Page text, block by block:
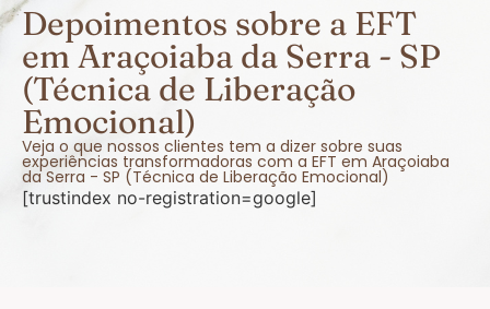
Depoimentos sobre a EFT
em Araçoiaba da Serra - SP
(Técnica de Liberação
Emocional)
Veja o que nossos clientes tem a dizer sobre suas
experiências transformadoras com a EFT em Araçoiaba
da Serra - SP (Técnica de Liberação Emocional)
[trustindex no-registration=google]